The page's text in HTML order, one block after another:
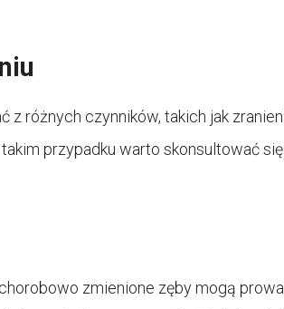
różnych czynników, takich jak
przypadku warto skonsultować
zmienione zęby mogą